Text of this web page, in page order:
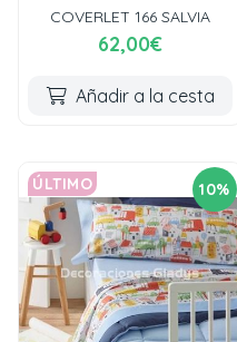
COVERLET 166 SALVIA
62,00€
Añadir a la cesta
10%
ÚLTIMO